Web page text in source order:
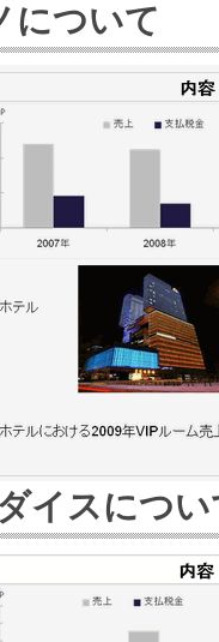
について
イスについ